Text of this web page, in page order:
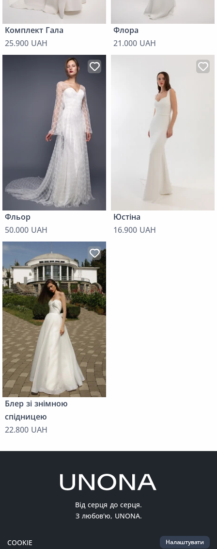
Комплект Гала
25.900 UAH
Флора
21.000 UAH
Фльор
50.000 UAH
Юстіна
16.900 UAH
Блер зі знімною
спідницею
22.800 UAH
Від серця до серця.
З любов'ю, UNONA.
COOKIE Налаштувати